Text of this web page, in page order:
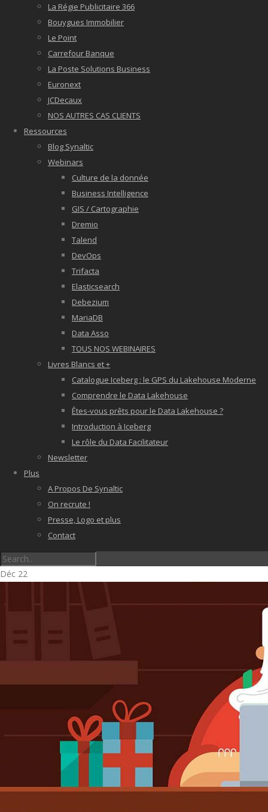
La Régie Publicitaire 366
Bouygues Immobilier
Le Point
Carrefour Banque
La Poste Solutions Business
Euronext
JCDecaux
NOS AUTRES CAS CLIENTS
Ressources
Blog Synaltic
Webinars
Culture de la donnée
Business Intelligence
GIS / Cartographie
Dremio
Talend
DevOps
Trifacta
Elasticsearch
Debezium
MariaDB
Data Asso
TOUS NOS WEBINAIRES
Livres Blancs et +
Catalogue Iceberg : le GPS du Lakehouse Moderne
Comprendre le Data Lakehouse
Êtes-vous prêts pour le Data Lakehouse ?
Introduction à Iceberg
Le rôle du Data Facilitateur
Newsletter
Plus
A Propos De Synaltic
On recrute !
Presse, Logo et plus
Contact
Déc 22